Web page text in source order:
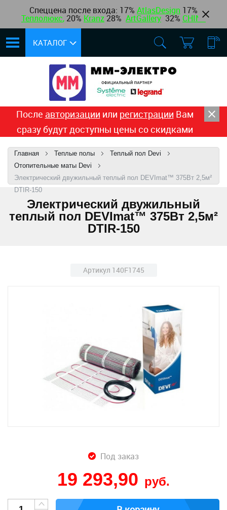
Спеццена после входа: 17% AtlasDesign 17%
Теплолюкс, 20% Kranz 28% ArtGallery 32% CHINT
КАТАЛОГ
После авторизации или регистрации Вам
сразу будут доступны цены со скидками
Главная Теплые полы
Теплый пол Devi
Отопительные маты Devi
Электрический двужильный теплый пол DEVImat™ 375Вт 2,5м²
DTIR-150
Электрический двужильный
теплый пол DEVImat™ 375Вт 2,5м²
DTIR-150
Артикул 140F1745
Под заказ
19 293,90 руб.